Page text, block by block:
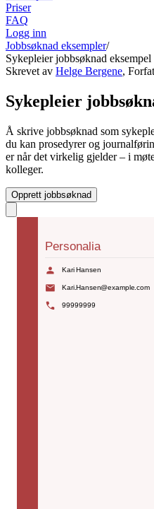
Priser
FAQ
Logg inn
Jobbsøknad eksempler/
Sykepleier jobbsøknad eksempel
Skrevet av Helge Bergene,
Sykepleier
Å skrive jobbsøknad som
du kan prosedyrer og
er når det virkelig gjelder – i
kolleger.
Opprett jobbsøknad